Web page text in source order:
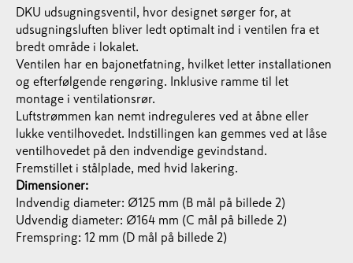
DKU udsugningsventil, hvor designet sørger for, at
udsugningsluften bliver ledt optimalt ind i ventilen fra et
bredt område i lokalet.
Ventilen har en bajonetfatning, hvilket letter installationen
og efterfølgende rengøring. Inklusive ramme til let
montage i ventilationsrør.
Luftstrømmen kan nemt indreguleres ved at åbne eller
lukke ventilhovedet. Indstillingen kan gemmes ved at låse
ventilhovedet på den indvendige gevindstand.
Fremstillet i stålplade, med hvid lakering.
Dimensioner:
Indvendig diameter: Ø125 mm (B mål på billede 2)
Udvendig diameter: Ø164 mm (C mål på billede 2)
Fremspring: 12 mm (D mål på billede 2)